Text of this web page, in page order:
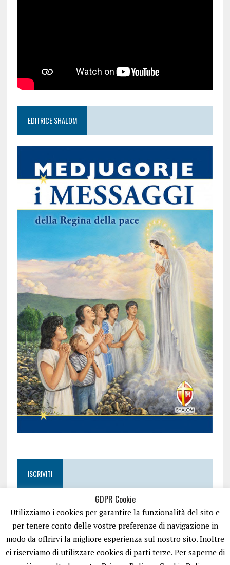
EDITRICE SHALOM
ISCRIVITI
GDPR Cookie
Utilizziamo i cookies per garantire la funzionalità del sito e
per tenere conto delle vostre preferenze di navigazione in
modo da offrirvi la migliore esperienza sul nostro sito. Inoltre
ci riserviamo di utilizzare cookies di parti terze. Per saperne di